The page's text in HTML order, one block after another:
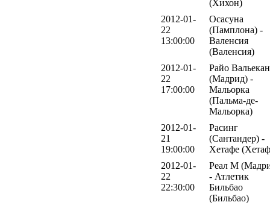
(Хихон)
2012-01-
22
13:00:00
Осасуна
(Памплона) -
Валенсия
(Валенсия)
2012-01-
22
17:00:00
Райо
(Мадрид) -
Мальорка
(Пальма-де-
Мальорка)
2012-01-
21
19:00:00
Расинг
(Сантандер) -
Хетафе
2012-01-
22
22:30:00
Реал М
- Атлетик
Бильбао
(Бильбао)